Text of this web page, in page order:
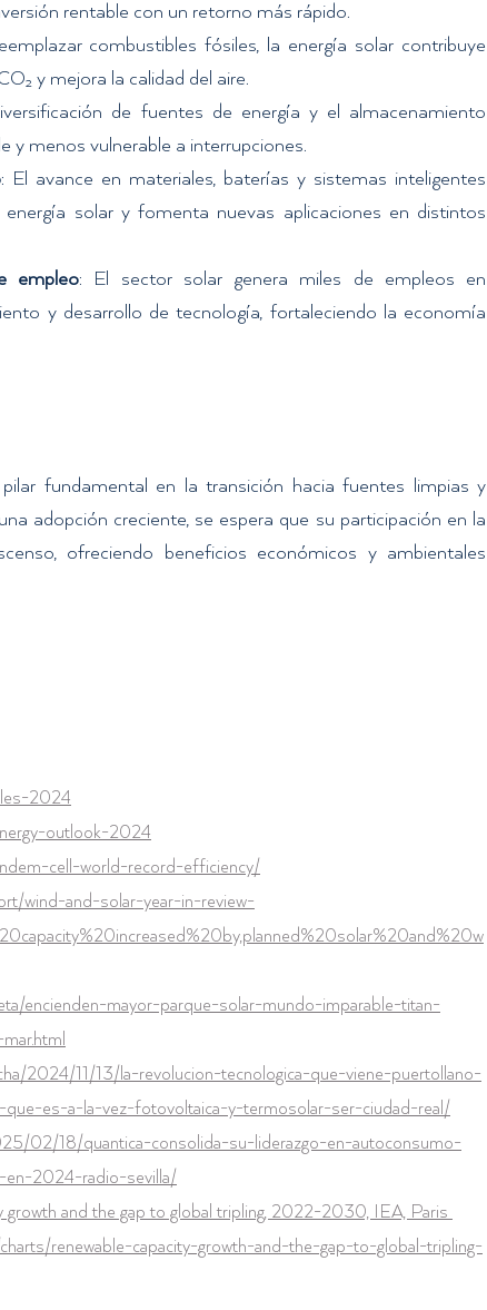
rentable con un retorno más rápido.
combustibles fósiles, la energía solar contribuye
y mejora la calidad del aire.
de fuentes de energía y el almacenamiento
y menos vulnerable a interrupciones.
: El avance en materiales, baterías y sistemas inteligentes
solar y fomenta nuevas aplicaciones en distintos
empleo: El sector solar genera miles de empleos en
y desarrollo de tecnología, fortaleciendo la economía
fundamental en la transición hacia fuentes limpias y
adopción creciente, se espera que su participación en la
ofreciendo beneficios económicos y ambientales
2024
outlook-2024
cell-world-record-efficiency/
wind-and-solar-year-in-review-
encienden-mayor-parque-solar-mundo-imparable-titan-
2024/11/13/la-revolucion-tecnologica-que-viene-puertollano-
que-es-a-la-vez-fotovoltaica-y-termosolar-ser-ciudad-real/
02/18/quantica-consolida-su-liderazgo-en-autoconsumo-
en-2024-radio-sevilla/
growth and the gap to global tripling, 2022-2030, IEA, Paris
renewable-capacity-growth-and-the-gap-to-global-tripling-